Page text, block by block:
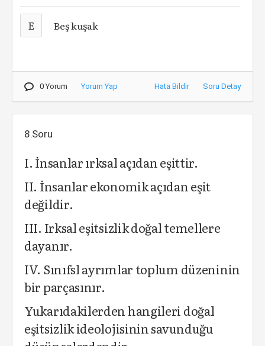
E Beş kuşak
0 Yorum Yorum Yap Hata Bildir Soru Detay
8.Soru
I. İnsanlar ırksal açıdan eşittir.
II. İnsanlar ekonomik açıdan eşit
değildir.
III. Irksal eşitsizlik doğal temellere
dayanır.
IV. Sınıfsl ayrımlar toplum düzeninin
bir parçasınır.
Yukarıdakilerden hangileri doğal
eşitsizlik ideolojisinin savunduğu